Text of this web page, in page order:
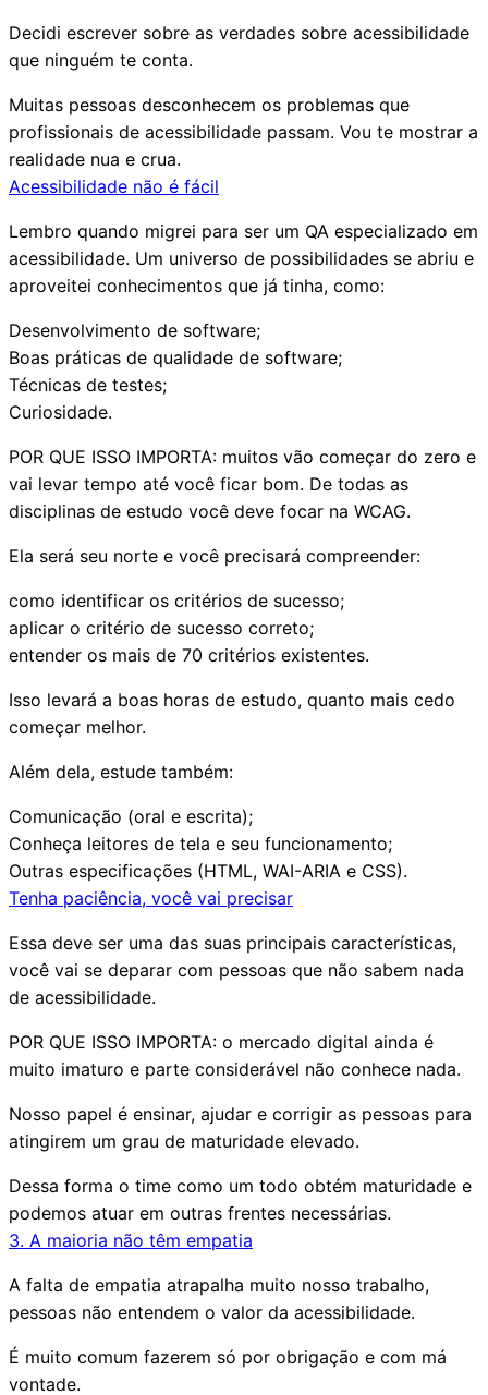
Decidi escrever sobre as verdades sobre acessibilidade
que ninguém te conta.
Muitas pessoas desconhecem os problemas que
profissionais de acessibilidade passam. Vou te mostrar a
realidade nua e crua.
Acessibilidade não é fácil
Lembro quando migrei para ser um QA especializado em
acessibilidade. Um universo de possibilidades se abriu e
aproveitei conhecimentos que já tinha, como:
Desenvolvimento de software;
Boas práticas de qualidade de software;
Técnicas de testes;
Curiosidade.
POR QUE ISSO IMPORTA: muitos vão começar do zero e
vai levar tempo até você ficar bom. De todas as
disciplinas de estudo você deve focar na WCAG.
Ela será seu norte e você precisará compreender:
como identificar os critérios de sucesso;
aplicar o critério de sucesso correto;
entender os mais de 70 critérios existentes.
Isso levará a boas horas de estudo, quanto mais cedo
começar melhor.
Além dela, estude também:
Comunicação (oral e escrita);
Conheça leitores de tela e seu funcionamento;
Outras especificações (HTML, WAI-ARIA e CSS).
Tenha paciência, você vai precisar
Essa deve ser uma das suas principais características,
você vai se deparar com pessoas que não sabem nada
de acessibilidade.
POR QUE ISSO IMPORTA: o mercado digital ainda é
muito imaturo e parte considerável não conhece nada.
Nosso papel é ensinar, ajudar e corrigir as pessoas para
atingirem um grau de maturidade elevado.
Dessa forma o time como um todo obtém maturidade e
podemos atuar em outras frentes necessárias.
3. A maioria não têm empatia
A falta de empatia atrapalha muito nosso trabalho,
pessoas não entendem o valor da acessibilidade.
É muito comum fazerem só por obrigação e com má
vontade.